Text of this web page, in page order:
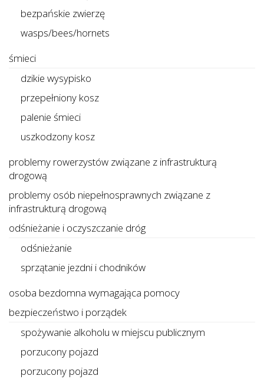
bezpańskie zwierzę
wasps/bees/hornets
śmieci
dzikie wysypisko
przepełniony kosz
palenie śmieci
uszkodzony kosz
problemy rowerzystów związane z infrastrukturą
drogową
problemy osób niepełnosprawnych związane z
infrastrukturą drogową
odśnieżanie i oczyszczanie dróg
odśnieżanie
sprzątanie jezdni i chodników
osoba bezdomna wymagająca pomocy
bezpieczeństwo i porządek
spożywanie alkoholu w miejscu publicznym
porzucony pojazd
porzucony pojazd